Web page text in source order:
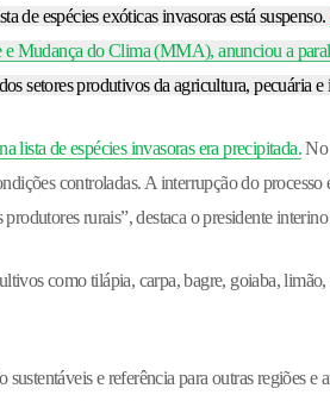
de espécies exóticas invasoras está suspenso.
Mudança do Clima (MMA), anunciou a
setores produtivos da agricultura, pecuária
lista de espécies invasoras era precipitada.No
controladas. A interrupção do
rurais”, destaca o presidente
como tilápia, carpa, bagre, goiaba,
e referência para outras regiões